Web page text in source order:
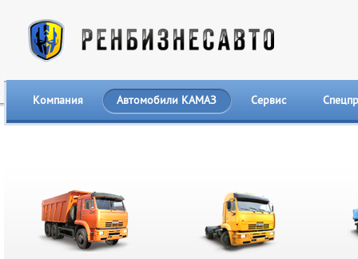
Компания Автомобили КАМАЗ Сервис